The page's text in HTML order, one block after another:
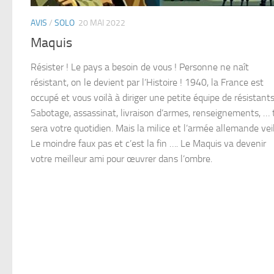
AVIS / SOLO 20 MAI 2022
Maquis
Résister ! Le pays a besoin de vous ! Personne ne naît
résistant, on le devient par l’Histoire ! 1940, la France est
occupé et vous voilà à diriger une petite équipe de
Sabotage, assassinat, livraison d’armes, renseignements, …
sera votre quotidien. Mais la milice et l’armée allemande
Le moindre faux pas et c’est la fin …. Le Maquis va devenir
votre meilleur ami pour œuvrer dans l’ombre.